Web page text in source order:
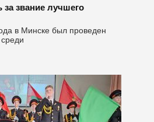
звание лучшего
в Минске был проведен